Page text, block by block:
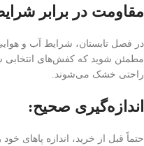
مقاومت در برابر
در فصل تابستان، شرایط آب و
مطمئن شوید که کفش‌های انتخابی
راحتی خشک می‌شوند.
اندازه‌گیری صحیح:
حتماً قبل از خرید، اندازه پاهای